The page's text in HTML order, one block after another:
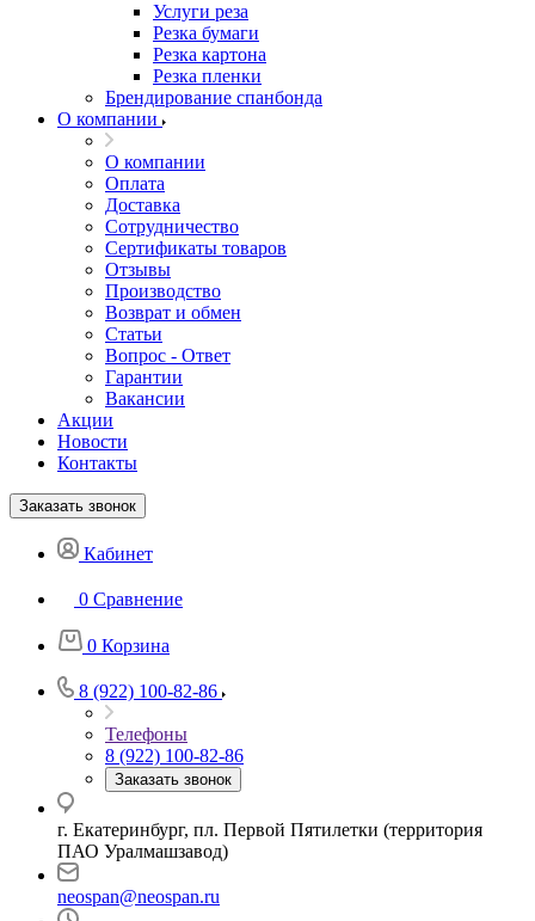
Услуги реза
Резка бумаги
Резка картона
Резка пленки
Брендирование спанбонда
О компании
О компании
Оплата
Доставка
Сотрудничество
Сертификаты товаров
Отзывы
Производство
Возврат и обмен
Статьи
Вопрос - Ответ
Гарантии
Вакансии
Акции
Новости
Контакты
Заказать звонок
Кабинет
0 Сравнение
0 Корзина
8 (922) 100-82-86
Телефоны
8 (922) 100-82-86
Заказать звонок
г. Екатеринбург, пл. Первой Пятилетки (территория
ПАО Уралмашзавод)
neospan@neospan.ru